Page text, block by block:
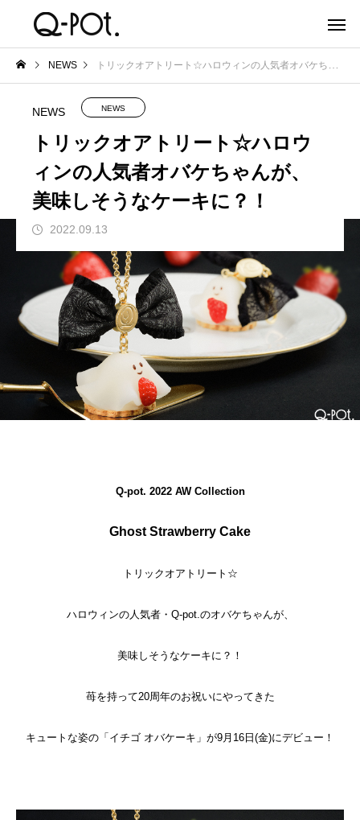
NEWS トリックオアトリート☆ハロウィンの人気者オバケちゃんが、美味しそうなケーキに？！
NEWS NEWS
トリックオアトリート☆ハロウ
ィンの人気者オバケちゃんが、
美味しそうなケーキに？！
2022.09.13
Q-pot. 2022 AW Collection
Ghost Strawberry Cake
トリックオアトリート☆
ハロウィンの人気者・Q-pot.のオバケちゃんが、
美味しそうなケーキに？！
苺を持って20周年のお祝いにやってきた
キュートな姿の「イチゴ オバケーキ」が9月16日(金)にデビュー！